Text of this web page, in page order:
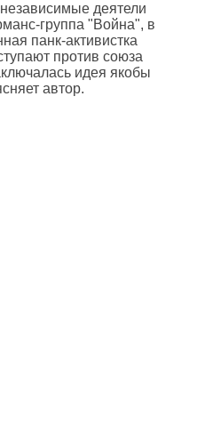
деятели
группа "Война", в
панк-активистка
против союза
идея якобы
автор.